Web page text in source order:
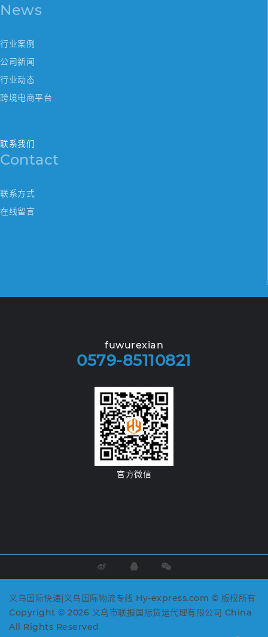
News
行业案例
公司新闻
行业动态
跨境电商平台
联系我们
Contact
联系方式
在线留言
fuwurexian
0579-85110821
官方微信
义乌国际快递|义乌国际物流专线 Hy-express.com © 版权所有
Copyright © 2026 义乌市联报国际货运代理有限公司 China
All Rights Reserved